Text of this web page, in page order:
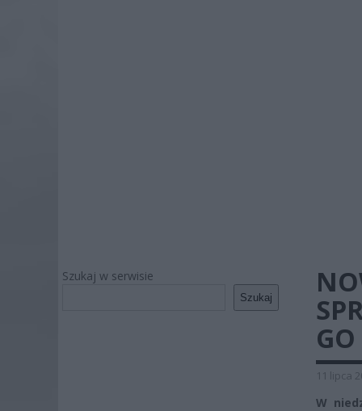
Szukaj w serwisie
Szukaj
11 lipca
W